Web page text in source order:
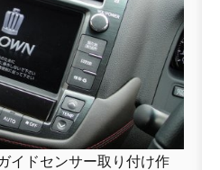
イドセンサー取り付け作